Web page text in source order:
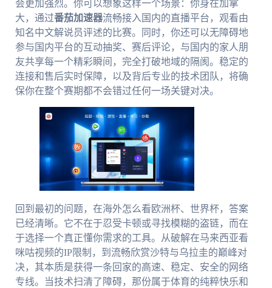
会更加强烈。你可以想象这样一个场景：你身在加拿
大，通过番茄加速器流畅接入国内的直播平台，观看由
知名中文解说员评述的比赛。同时，你还可以无障碍地
参与国内平台的互动抽奖、赛后评论，与国内的家人朋
友共享每一个精彩瞬间，完全打破地域的隔阂。稳定的
连接和售后实时保障，以及背后专业的技术团队，将确
保你在整个赛期都不会错过任何一场关键对决。
回到最初的问题，在海外怎么看欧洲杯、世界杯，答案
已经清晰。它不在于忍受卡顿或寻找模糊的盗链，而在
于选择一个真正懂你需求的工具。从破解在马来西亚看
咪咕视频的IP限制，到流畅欣赏沙特与乌拉圭的巅峰对
决，其本质是获得一条回家的高速、稳定、安全的网络
专线。当技术扫清了障碍，那份属于体育的纯粹快乐和